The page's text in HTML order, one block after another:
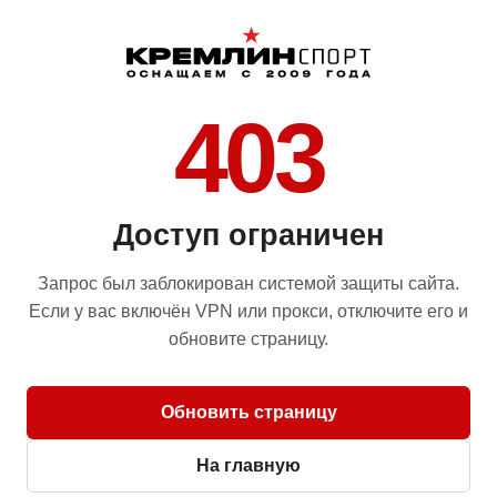
403
Доступ ограничен
Запрос был заблокирован системой защиты сайта.
Если у вас включён VPN или прокси, отключите его и
обновите страницу.
Обновить страницу
На главную